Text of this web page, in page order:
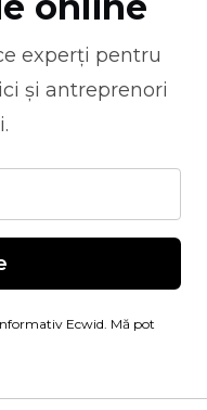
experți pentru
și antreprenori
Ecwid. Mă pot